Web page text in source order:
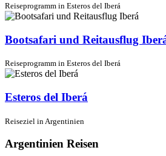
Reiseprogramm in Esteros del Iberá
Bootsafari und Reitausflug
Reiseprogramm in Esteros del Iberá
Esteros del Iberá
Reiseziel in Argentinien
Argentinien Reisen